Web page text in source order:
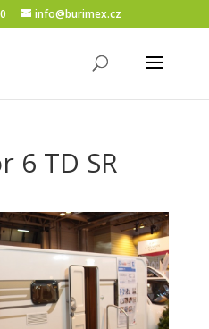
info@burimex.cz
6 TD SR